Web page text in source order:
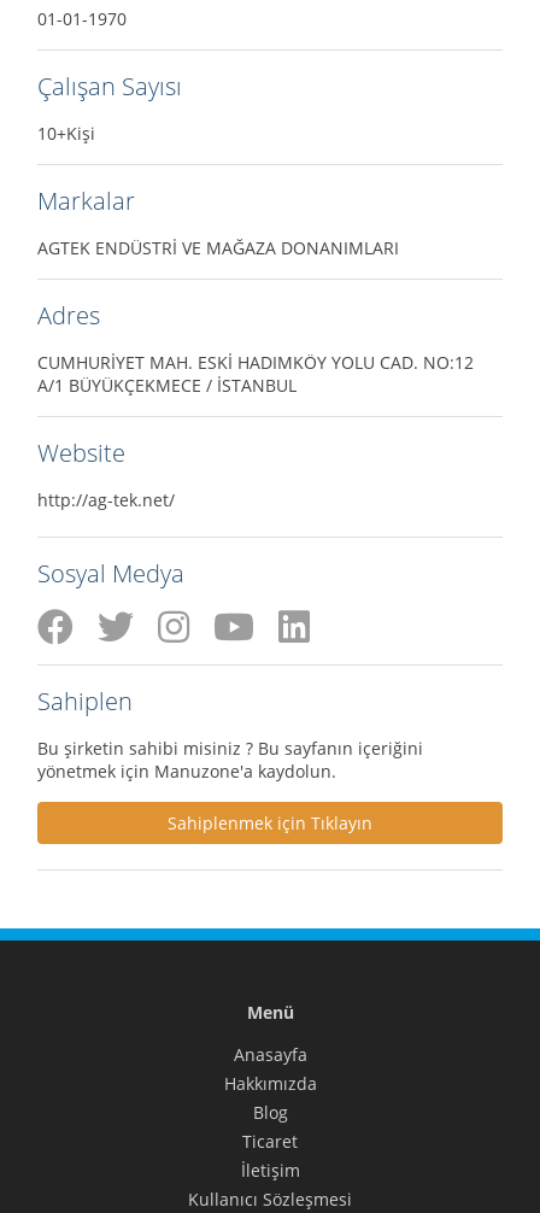
01-01-1970
Çalışan Sayısı
10+Kişi
Markalar
AGTEK ENDÜSTRİ VE MAĞAZA DONANIMLARI
Adres
CUMHURİYET MAH. ESKİ HADIMKÖY YOLU CAD. NO:12
A/1 BÜYÜKÇEKMECE / İSTANBUL
Website
http://ag-tek.net/
Sosyal Medya
Sahiplen
Bu şirketin sahibi misiniz ? Bu sayfanın içeriğini
yönetmek için Manuzone'a kaydolun.
Sahiplenmek için Tıklayın
Menü
Anasayfa
Hakkımızda
Blog
Ticaret
İletişim
Kullanıcı Sözleşmesi